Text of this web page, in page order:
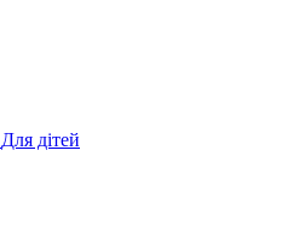
Для дітей